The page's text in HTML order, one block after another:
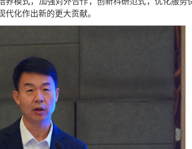
化作出新的更大贡献。